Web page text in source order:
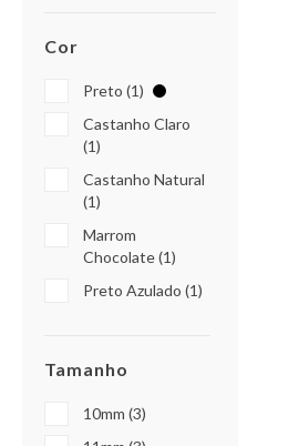
Cor
Preto (1)
Castanho Claro
(1)
Castanho Natural
(1)
Marrom
Chocolate (1)
Preto Azulado (1)
Tamanho
10mm (3)